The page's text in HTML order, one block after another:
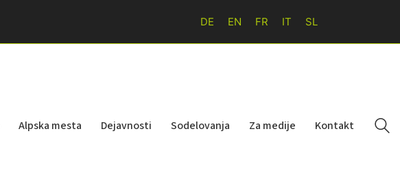
DE EN FR IT SL
Alpska mesta Dejavnosti Sodelovanja Za medije Kontakt